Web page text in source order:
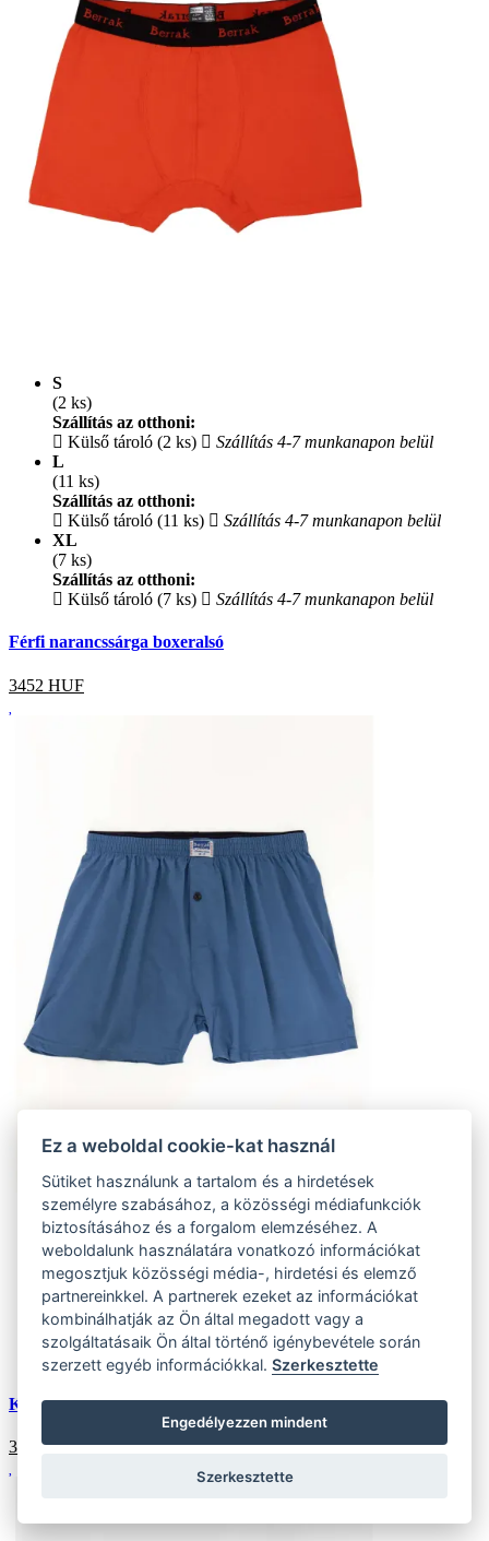
S
(2 ks)
Szállítás az otthoni:
Külső tároló (2 ks)
Szállítás 4-7 munkanapon belül
L
(11 ks)
Szállítás az otthoni:
Külső tároló (11 ks)
Szállítás 4-7 munkanapon belül
XL
(7 ks)
Szállítás az otthoni:
Külső tároló (7 ks)
Szállítás 4-7 munkanapon belül
Férfi narancssárga boxeralsó
3452 HUF
S
(10 ks)
Szállítás az otthoni:
Külső tároló (10 ks)
Szállítás 4-7 munkanapon belül
M
(6 ks)
Szállítás az otthoni:
Külső tároló (6 ks)
Szállítás 4-7 munkanapon belül
Kék férfi boxeralsó
3452HUF
Ez a weboldal cookie-kat használ
Sütiket használunk a tartalom és a hirdetések
személyre szabásához, a közösségi médiafunkciók
biztosításához és a forgalom elemzéséhez. A
weboldalunk használatára vonatkozó információkat
megosztjuk közösségi média-, hirdetési és elemző
partnereinkkel. A partnerek ezeket az információkat
kombinálhatják az Ön által megadott vagy a
szolgáltatásaik Ön által történő igénybevétele során
szerzett egyéb információkkal.Szerkesztette
Engedélyezzen mindent
Szerkesztette